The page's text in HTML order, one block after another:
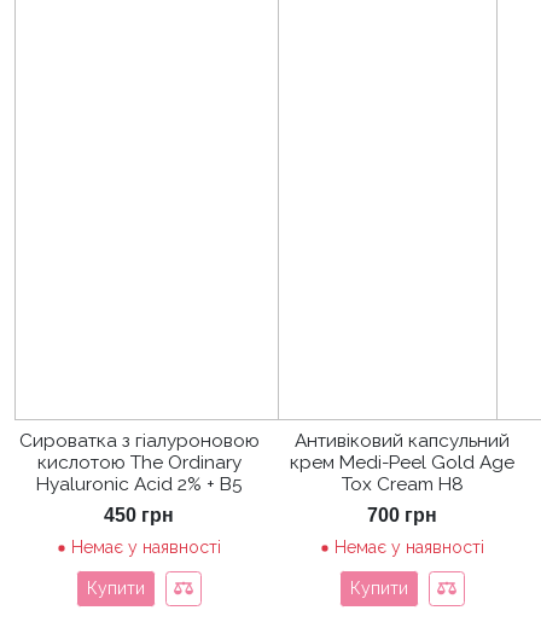
Сироватка з гіалуроновою
кислотою The Ordinary
Hyaluronic Acid 2% + B5
450 грн
Немає у наявності
Купити
Антивіковий капсульний
крем Medi-Peel Gold Age
Tox Cream H8
700 грн
Немає у наявності
Купити